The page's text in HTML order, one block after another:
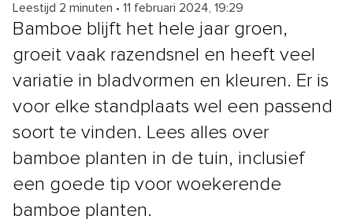
Leestijd 2 minuten • 11 februari 2024, 19:29
Bamboe blijft het hele jaar groen,
groeit vaak razendsnel en heeft veel
variatie in bladvormen en kleuren. Er is
voor elke standplaats wel een passend
soort te vinden. Lees alles over
bamboe planten in de tuin, inclusief
een goede tip voor woekerende
bamboe planten.